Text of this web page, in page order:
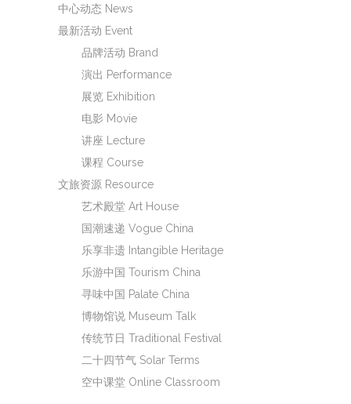
中心动态 News
最新活动 Event
品牌活动 Brand
演出 Performance
展览 Exhibition
电影 Movie
讲座 Lecture
课程 Course
文旅资源 Resource
艺术殿堂 Art House
国潮速递 Vogue China
乐享非遗 Intangible Heritage
乐游中国 Tourism China
寻味中国 Palate China
博物馆说 Museum Talk
传统节日 Traditional Festival
二十四节气 Solar Terms
空中课堂 Online Classroom